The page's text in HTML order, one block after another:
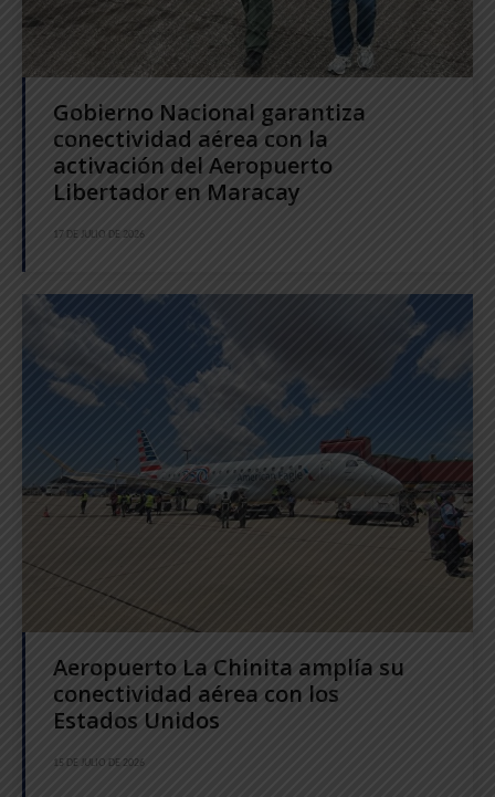
Gobierno Nacional garantiza
conectividad aérea con la
activación del Aeropuerto
Libertador en Maracay
17 DE JULIO DE 2026
Aeropuerto La Chinita amplía su
conectividad aérea con los
Estados Unidos
15 DE JULIO DE 2026